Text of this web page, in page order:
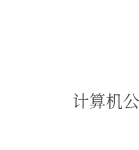
计算机